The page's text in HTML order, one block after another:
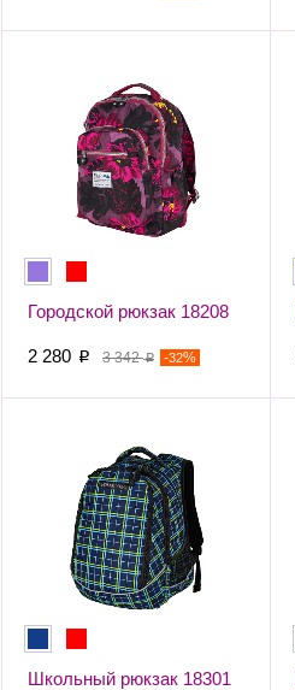
Городской рюкзак 18208
-32%
3 342p
2 280 p
Школьный рюкзак 18301